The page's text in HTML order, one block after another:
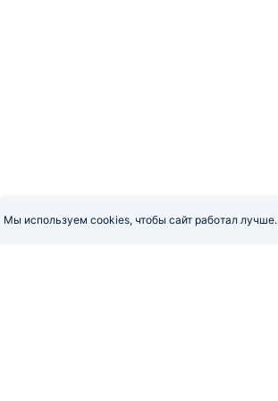
Мы используем cookies, чтобы сайт работал лучше.